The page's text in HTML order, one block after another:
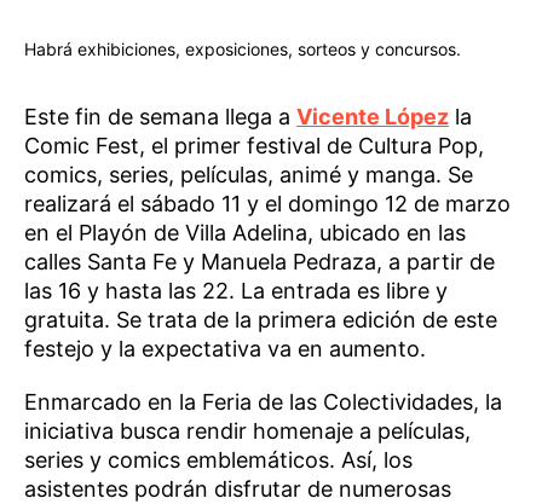
Habrá exhibiciones, exposiciones, sorteos y concursos.
Este fin de semana llega a Vicente López la
Comic Fest, el primer festival de Cultura Pop,
comics, series, películas, animé y manga. Se
realizará el sábado 11 y el domingo 12 de marzo
en el Playón de Villa Adelina, ubicado en las
calles Santa Fe y Manuela Pedraza, a partir de
las 16 y hasta las 22. La entrada es libre y
gratuita. Se trata de la primera edición de este
festejo y la expectativa va en aumento.
Enmarcado en la Feria de las Colectividades, la
iniciativa busca rendir homenaje a películas,
series y comics emblemáticos. Así, los
asistentes podrán disfrutar de numerosas